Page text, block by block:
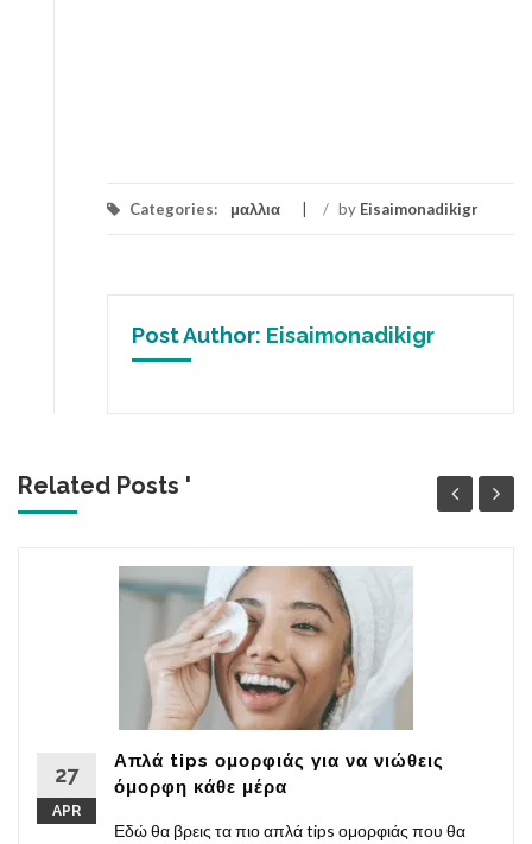
Categories: μαλλια / by Eisaimonadikigr
Post Author: Eisaimonadikigr
Related Posts '
27
APR
Απλά tips ομορφιάς για να νιώθεις
όμορφη κάθε μέρα
Εδώ θα βρεις τα πιο απλά tips ομορφιάς που θα